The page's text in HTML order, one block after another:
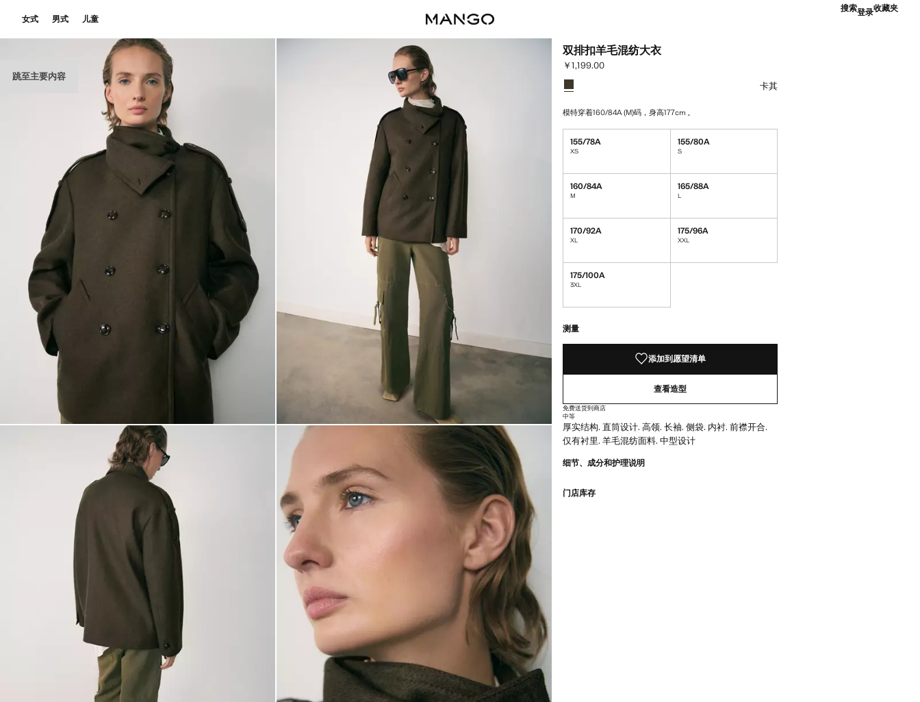
跳至主要内容
女式 男式 儿童
搜索登录收藏夹
双排扣羊毛混纺大衣
当前价格 [￥1,199.00 ]
￥1,199.00
选择颜色
已选择颜色卡其
卡其
模特穿着160/84A (M)码，身高177cm 。
155/78A
XS
155/80A
S
160/84A
M
165/88A
L
170/92A
XL
175/96A
XXL
175/100A
3XL
测量
添加到愿望清单
查看造型
免费送货到商店
中等
厚实结构. 直筒设计. 高领. 长袖. 侧袋. 内衬. 前襟开合.
仅有衬里. 羊毛混纺面料. 中型设计
细节、成分和护理说明
门店库存